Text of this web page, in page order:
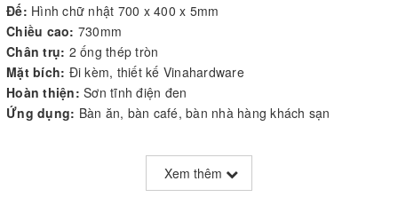
Đế: Hình chữ nhật 700 x 400 x 5mm
Chiều cao: 730mm
Chân trụ: 2 ống thép tròn
Mặt bích: Đi kèm, thiết kế Vinahardware
Hoàn thiện: Sơn tĩnh điện đen
Ứng dụng: Bàn ăn, bàn café, bàn nhà hàng khách sạn
Giới thiệu sản phẩm
Khung bàn chân trụ đôi2300.1.26807do Vinahardware sản xuất
Xem thêm